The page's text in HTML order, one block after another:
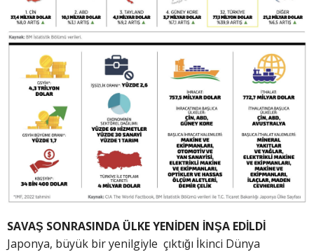
SAVAŞ SONRASINDA ÜLKE YENİDEN İNŞA EDİLDİ
Japonya, büyük bir yenilgiyle çıktığı İkinci Dünya